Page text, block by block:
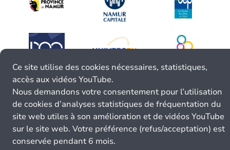
Ce site utilise des cookies nécessaires, statistiques,
accès aux vidéos YouTube.
Nous demandons votre consentement pour l’utilisation
de cookies d’analyses statistiques de fréquentation du
site web utiles à son amélioration et de vidéos YouTube
sur le site web. Votre préférence (refus/acceptation) est
conservée pendant 6 mois.